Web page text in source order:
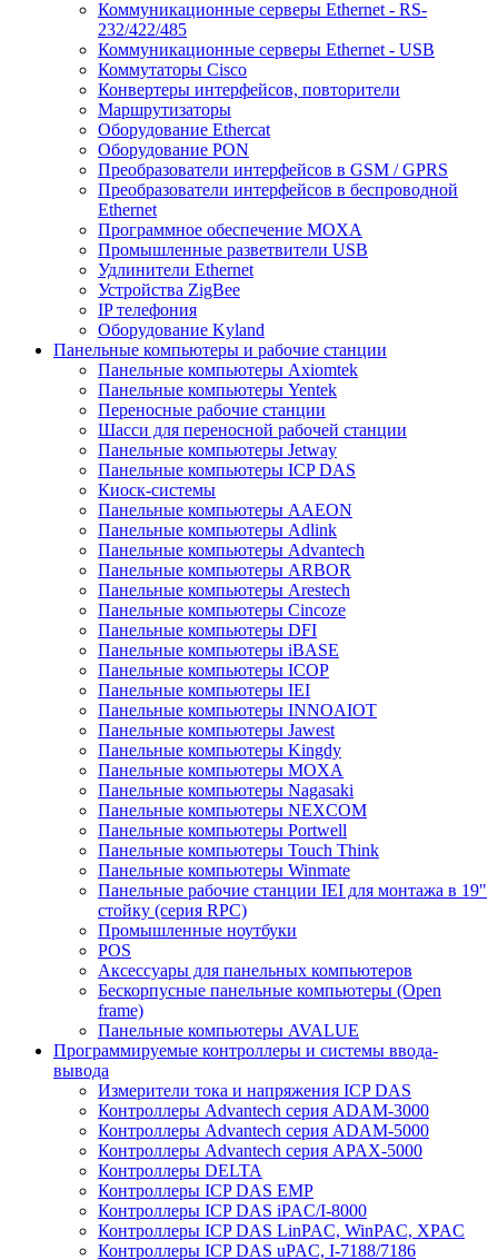
Коммуникационные серверы Ethernet - RS-
232/422/485
Коммуникационные серверы Ethernet - USB
Коммутаторы Cisco
Конвертеры интерфейсов, повторители
Маршрутизаторы
Оборудование Ethercat
Оборудование PON
Преобразователи интерфейсов в GSM / GPRS
Преобразователи интерфейсов в беспроводной
Ethernet
Программное обеспечение MOXA
Промышленные разветвители USB
Удлинители Ethernet
Устройства ZigBee
IP телефония
Оборудование Kyland
Панельные компьютеры и рабочие станции
Панельные компьютеры Axiomtek
Панельные компьютеры Yentek
Переносные рабочие станции
Шасси для переносной рабочей станции
Панельные компьютеры Jetway
Панельные компьютеры ICP DAS
Киоск-системы
Панельные компьютеры AAEON
Панельные компьютеры Adlink
Панельные компьютеры Advantech
Панельные компьютеры ARBOR
Панельные компьютеры Arestech
Панельные компьютеры Cincoze
Панельные компьютеры DFI
Панельные компьютеры iBASE
Панельные компьютеры ICOP
Панельные компьютеры IEI
Панельные компьютеры INNOAIOT
Панельные компьютеры Jawest
Панельные компьютеры Kingdy
Панельные компьютеры MOXA
Панельные компьютеры Nagasaki
Панельные компьютеры NEXCOM
Панельные компьютеры Portwell
Панельные компьютеры Touch Think
Панельные компьютеры Winmate
Панельные рабочие станции IEI для монтажа в 19"
стойку (серия RPC)
Промышленные ноутбуки
POS
Аксессуары для панельных компьютеров
Бескорпусные панельные компьютеры (Open
frame)
Панельные компьютеры AVALUE
Программируемые контроллеры и системы ввода-
вывода
Измерители тока и напряжения ICP DAS
Контроллеры Advantech серия ADAM-3000
Контроллеры Advantech серия ADAM-5000
Контроллеры Advantech серия APAX-5000
Контроллеры DELTA
Контроллеры ICP DAS EMP
Контроллеры ICP DAS iPAC/I-8000
Контроллеры ICP DAS LinPAC, WinPAC, XPAC
Контроллеры ICP DAS uPAC, I-7188/7186